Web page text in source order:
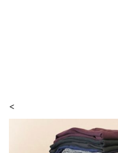
<